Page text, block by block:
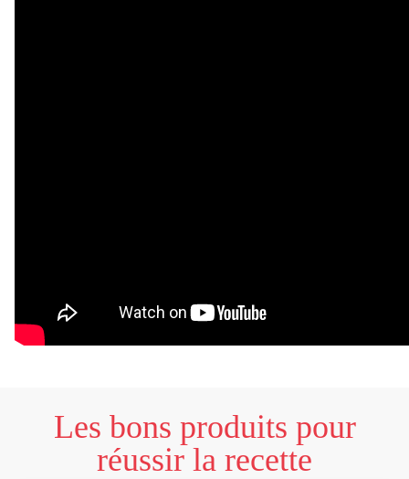
Les bons produits pour
réussir la recette